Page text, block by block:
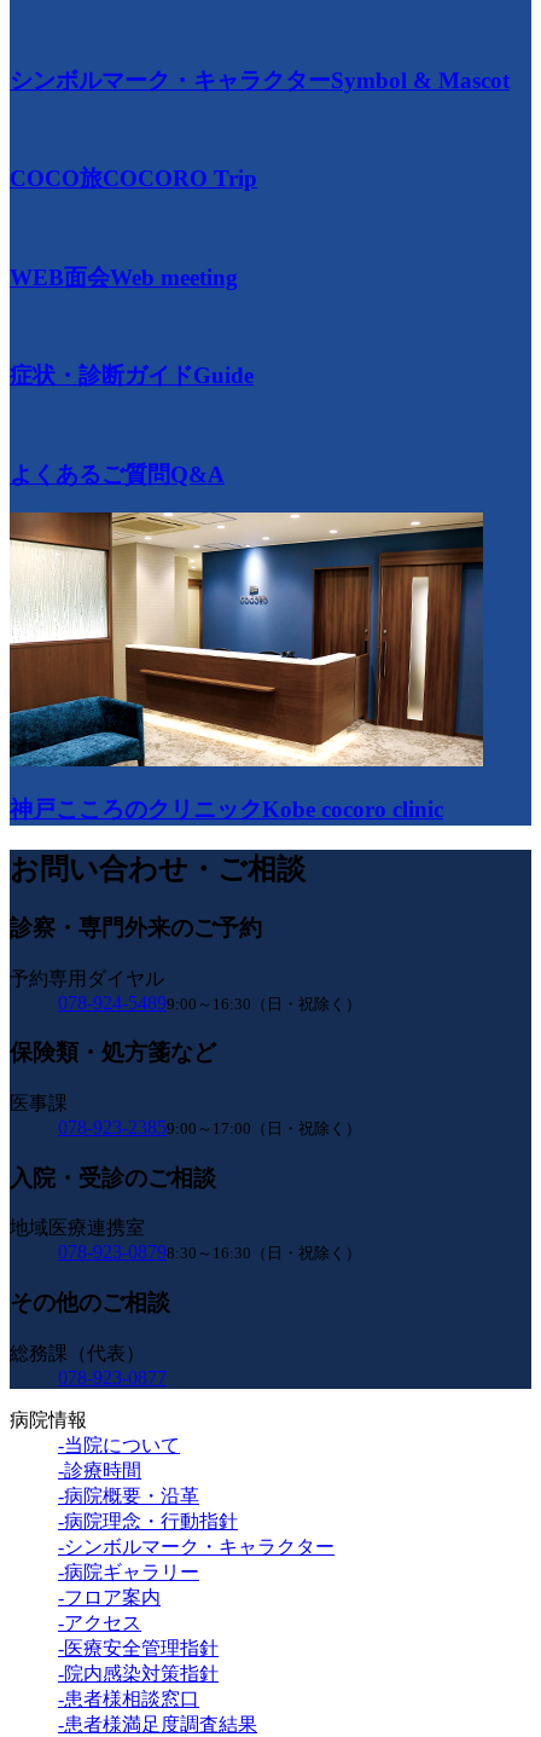
シンボルマーク・キャラクターSymbol & Mascot
COCO旅COCORO Trip
WEB面会Web meeting
症状・診断ガイドGuide
よくあるご質問Q&A
神戸こころのクリニックKobe cocoro clinic
お問い合わせ・ご相談
診察・専門外来のご予約
予約専用ダイヤル
078-924-54899:00～16:30（日・祝除く）
保険類・処方箋など
医事課
078-923-23859:00～17:00（日・祝除く）
入院・受診のご相談
地域医療連携室
078-923-08798:30～16:30（日・祝除く）
その他のご相談
総務課（代表）
078-923-0877
病院情報
-当院について
-診療時間
-病院概要・沿革
-病院理念・行動指針
-シンボルマーク・キャラクター
-病院ギャラリー
-フロア案内
-アクセス
-医療安全管理指針
-院内感染対策指針
-患者様相談窓口
-患者様満足度調査結果